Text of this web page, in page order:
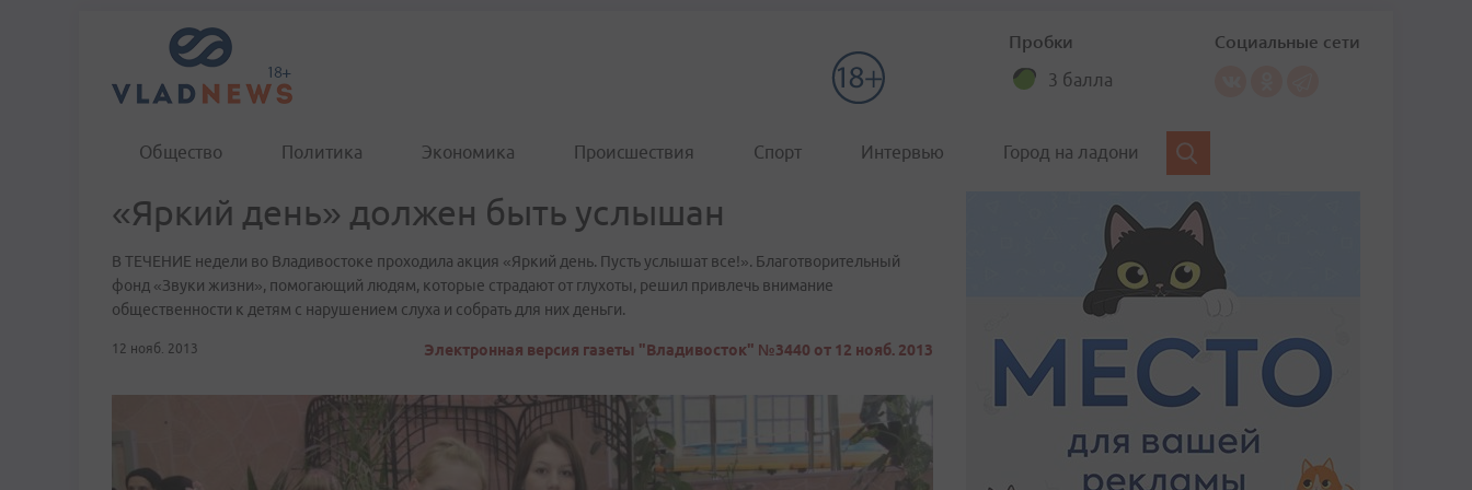
Пробки
3 балла
Социальные сети
Общество Политика Экономика Происшествия Спорт Интервью Город на ладони
«Яркий день» должен быть услышан
В ТЕЧЕНИЕ недели во Владивостоке проходила акция «Яркий день. Пусть услышат все!». Благотворительный
фонд «Звуки жизни», помогающий людям, которые страдают от глухоты, решил привлечь внимание
общественности к детям с нарушением слуха и собрать для них деньги.
12 нояб. 2013 Электронная версия газеты "Владивосток" №3440 от 12 нояб. 2013